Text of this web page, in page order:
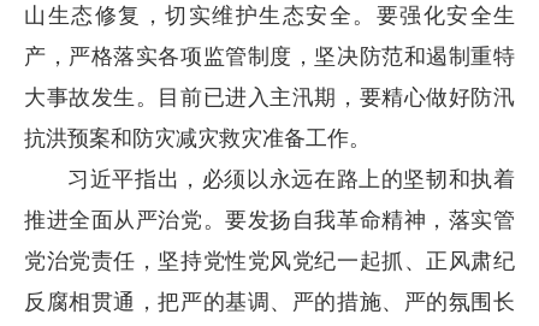
山生态修复，切实维护生态安全。要强化安全生
产，严格落实各项监管制度，坚决防范和遏制重特
大事故发生。目前已进入主汛期，要精心做好防汛
抗洪预案和防灾减灾救灾准备工作。
习近平指出，必须以永远在路上的坚韧和执着
推进全面从严治党。要发扬自我革命精神，落实管
党治党责任，坚持党性党风党纪一起抓、正风肃纪
反腐相贯通，把严的基调、严的措施、严的氛围长